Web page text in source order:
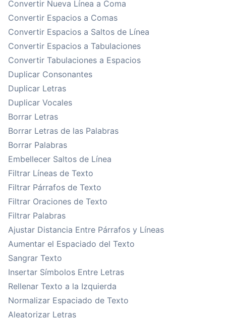
Convertir Nueva Línea a Coma
Convertir Espacios a Comas
Convertir Espacios a Saltos de Línea
Convertir Espacios a Tabulaciones
Convertir Tabulaciones a Espacios
Duplicar Consonantes
Duplicar Letras
Duplicar Vocales
Borrar Letras
Borrar Letras de las Palabras
Borrar Palabras
Embellecer Saltos de Línea
Filtrar Líneas de Texto
Filtrar Párrafos de Texto
Filtrar Oraciones de Texto
Filtrar Palabras
Ajustar Distancia Entre Párrafos y Líneas
Aumentar el Espaciado del Texto
Sangrar Texto
Insertar Símbolos Entre Letras
Rellenar Texto a la Izquierda
Normalizar Espaciado de Texto
Aleatorizar Letras